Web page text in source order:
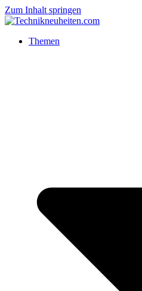
Zum Inhalt springen
Themen